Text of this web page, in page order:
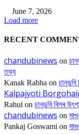
June 7, 2026
Load more
RECENT
chandubinews on
তথ্য
Kanak Rabha on
Kalpajyoti
Rahul on চানডুবি বিলৰ
chandubinews on
Pankaj Goswami on